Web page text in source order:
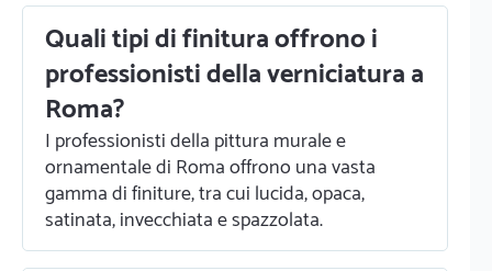
Quali tipi di finitura offrono i
professionisti della verniciatura a
Roma?
I professionisti della pittura murale e
ornamentale di Roma offrono una vasta
gamma di finiture, tra cui lucida, opaca,
satinata, invecchiata e spazzolata.